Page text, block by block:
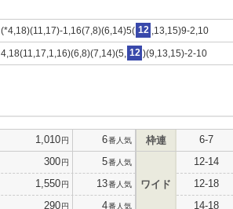
(*4,18)(11,17)-1,16(7,8)(6,14)5( 12 ,13,15)9-2,10
4,18(11,17,1,16)(6,8)(7,14)(5, 12 )(9,13,15)-2-10
1,010円 6番人気
300円 5番人気
1,550円 13番人気
290円 4番人気
枠連 6-7
ワイド
12-14
12-18
14-18